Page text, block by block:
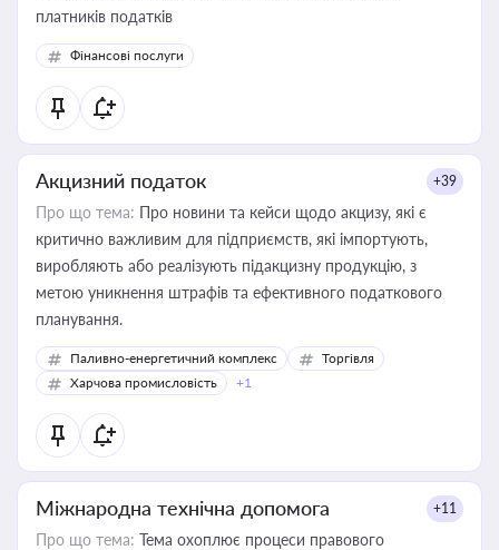
платників податків
Фінансові послуги
Акцизний податок +39
Про що тема: Про новини та кейси щодо акцизу, які є
критично важливим для підприємств, які імпортують,
виробляють або реалізують підакцизну продукцію, з
метою уникнення штрафів та ефективного податкового
планування.
Паливно-енергетичний комплекс
Торгівля
Харчова промисловість
+1
Міжнародна технічна допомога +11
Про що тема: Тема охоплює процеси правового